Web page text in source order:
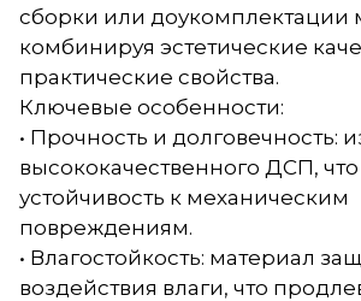
сборки или доукомплектации
комбинируя эстетические
практические свойства.
Ключевые особенности:
• Прочность и долговечность:
высококачественного ДСП,
устойчивость к механическим
повреждениям.
• Влагостойкость: материал
воздействия влаги, что